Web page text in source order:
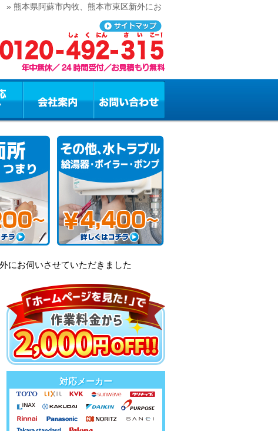
» 熊本県阿蘇市内牧、熊本市東区新外にお
にお伺いさせていただきました
対応メーカー